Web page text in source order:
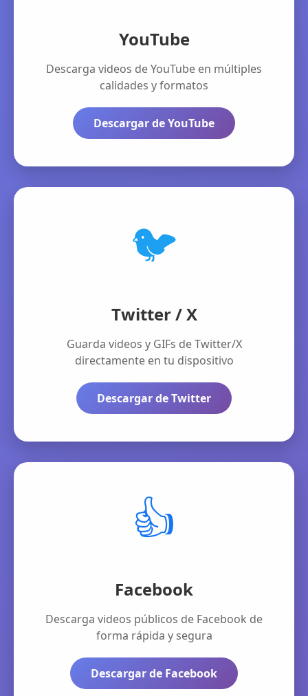
YouTube
Descarga videos de YouTube en múltiples
calidades y formatos
Descargar de YouTube
🐦
Twitter / X
Guarda videos y GIFs de Twitter/X
directamente en tu dispositivo
Descargar de Twitter
👍
Facebook
Descarga videos públicos de Facebook de
forma rápida y segura
Descargar de Facebook